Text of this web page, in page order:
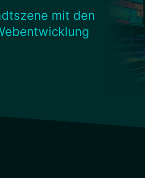
mit den